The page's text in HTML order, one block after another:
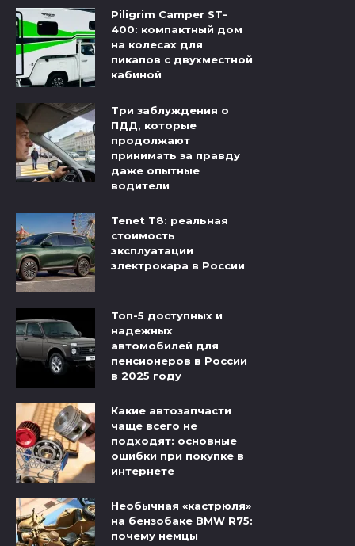
Piligrim Camper ST-
400: компактный дом
на колесах для
пикапов с двухместной
кабиной
Три заблуждения о
ПДД, которые
продолжают
принимать за правду
даже опытные
водители
Tenet T8: реальная
стоимость
эксплуатации
электрокара в России
Топ-5 доступных и
надежных
автомобилей для
пенсионеров в России
в 2025 году
Какие автозапчасти
чаще всего не
подходят: основные
ошибки при покупке в
интернете
Необычная «кастрюля»
на бензобаке BMW R75:
почему немцы